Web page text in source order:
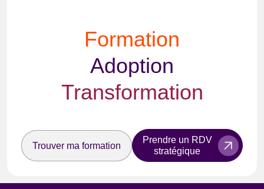
Formation
Adoption
Transformation
Trouver ma formation
Prendre un RDV
stratégique